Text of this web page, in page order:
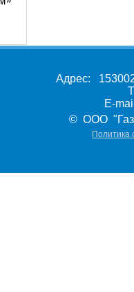
Адрес:
E-
© ООО
Политика